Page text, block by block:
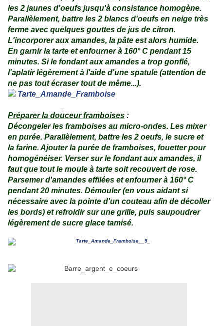
les 2 jaunes d'oeufs jusqu'à consistance homogène.
Parallèlement, battre les 2 blancs d'oeufs en neige très
ferme avec quelques gouttes de jus de citron.
L'incorporer aux amandes, la pâte est alors humide.
En garnir la tarte et enfourner à 160° C pendant 15
minutes. Si le fondant aux amandes a trop gonflé,
l'aplatir légèrement à l'aide d'une spatule (attention de
ne pas tout écraser tout de même...).
Préparer la douceur framboises :
Décongeler les framboises au micro-ondes. Les mixer
en purée. Parallèlement, battre les 2 oeufs, le sucre et
la farine. Ajouter la purée de framboises, fouetter pour
homogénéiser. Verser sur le fondant aux amandes, il
faut que tout le moule à tarte soit recouvert de rose.
Parsemer d'amandes effilées et enfourner à 160° C
pendant 20 minutes. Démouler (en vous aidant si
nécessaire avec la pointe d'un couteau afin de décoller
les bords) et refroidir sur une grille, puis saupoudrer
légèrement de sucre glace tamisé.